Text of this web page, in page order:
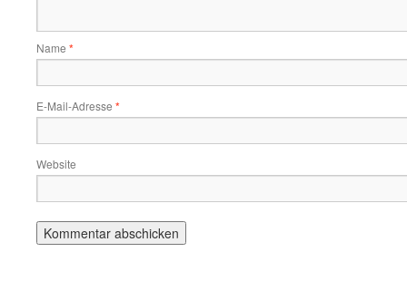
Name *
E-Mail-Adresse *
Website